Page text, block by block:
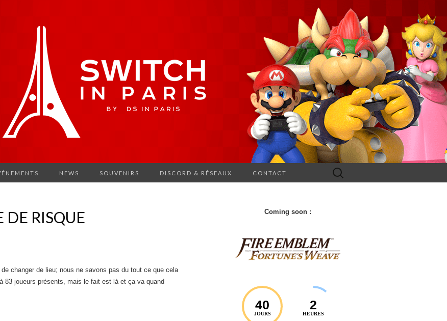
NEWS SOUVENIRS DISCORD & RÉSEAUX CONTACT Rechercher :
DE RISQUE
changer de lieu; nous ne savons pas du tout ce que cela
83 joueurs présents, mais le fait est là et ça va quand
Coming soon :
40
JOURS
2
HEURES